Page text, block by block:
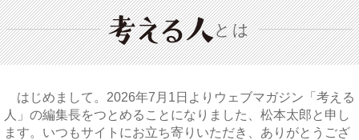
とは
はじめまして。2026年7月1日よりウェブマガジン「考える
人」の編集長をつとめることになりました、松本太郎と申し
ます。いつもサイトにお立ち寄りいただき、ありがとうござ